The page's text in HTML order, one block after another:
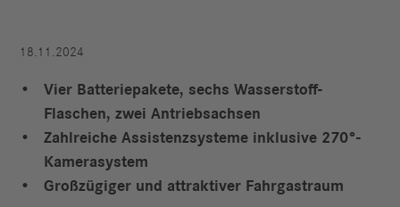
18.11.2024
Vier Batteriepakete, sechs Wasserstoff-
Flaschen, zwei Antriebsachsen
Zahlreiche Assistenzsysteme inklusive 270°-
Kamerasystem
Großzügiger und attraktiver Fahrgastraum